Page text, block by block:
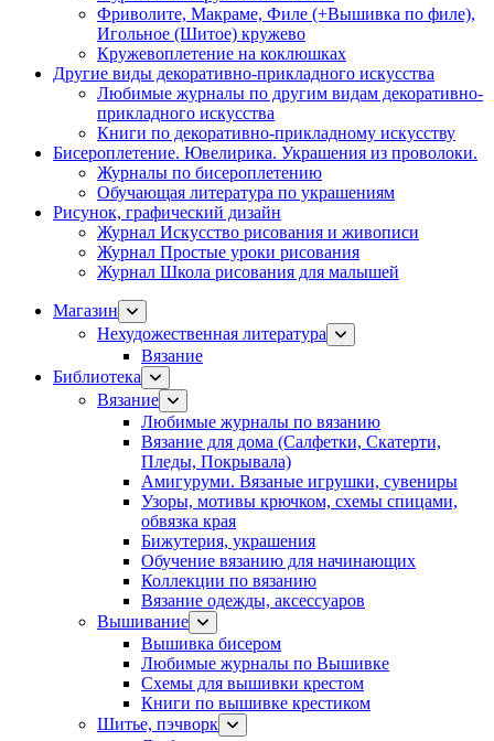
Фриволите, Макраме, Филе (+Вышивка по филе),
Игольное (Шитое) кружево
Кружевоплетение на коклюшках
Другие виды декоративно-прикладного искусства
Любимые журналы по другим видам декоративно-
прикладного искусства
Книги по декоративно-прикладному искусству
Бисероплетение. Ювелирика. Украшения из проволоки.
Журналы по бисероплетению
Обучающая литература по украшениям
Рисунок, графический дизайн
Журнал Искусство рисования и живописи
Журнал Простые уроки рисования
Журнал Школа рисования для малышей
Магазин
Нехудожественная литература
Вязание
Библиотека
Вязание
Любимые журналы по вязанию
Вязание для дома (Салфетки, Скатерти,
Пледы, Покрывала)
Амигуруми. Вязаные игрушки, сувениры
Узоры, мотивы крючком, схемы спицами,
обвязка края
Бижутерия, украшения
Обучение вязанию для начинающих
Коллекции по вязанию
Вязание одежды, аксессуаров
Вышивание
Вышивка бисером
Любимые журналы по Вышивке
Схемы для вышивки крестом
Книги по вышивке крестиком
Шитье, пэчворк